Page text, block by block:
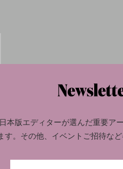
本版エディターが選んだ重要ア
。 その他、イベントご招待な